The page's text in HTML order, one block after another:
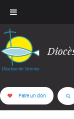
Faire un don